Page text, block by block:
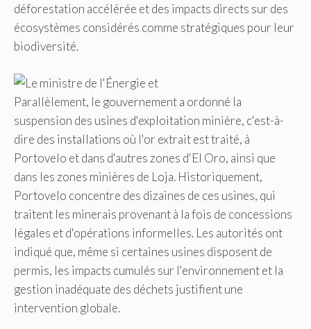
déforestation accélérée et des impacts directs sur des
écosystèmes considérés comme stratégiques pour leur
biodiversité.
Parallèlement, le gouvernement a ordonné la
suspension des usines d'exploitation minière, c'est-à-
dire des installations où l'or extrait est traité, à
Portovelo et dans d'autres zones d'El Oro, ainsi que
dans les zones minières de Loja. Historiquement,
Portovelo concentre des dizaines de ces usines, qui
traitent les minerais provenant à la fois de concessions
légales et d'opérations informelles. Les autorités ont
indiqué que, même si certaines usines disposent de
permis, les impacts cumulés sur l'environnement et la
gestion inadéquate des déchets justifient une
intervention globale.